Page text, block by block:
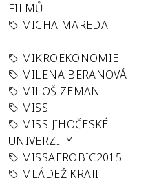
FILMŮ
MICHA MAREDA
MIKROEKONOMIE
MILENA BERANOVÁ
MILOŠ ZEMAN
MISS
MISS JIHOČESKÉ
UNIVERZITY
MISSAEROBIC2015
MLÁDEŽ KRAJI